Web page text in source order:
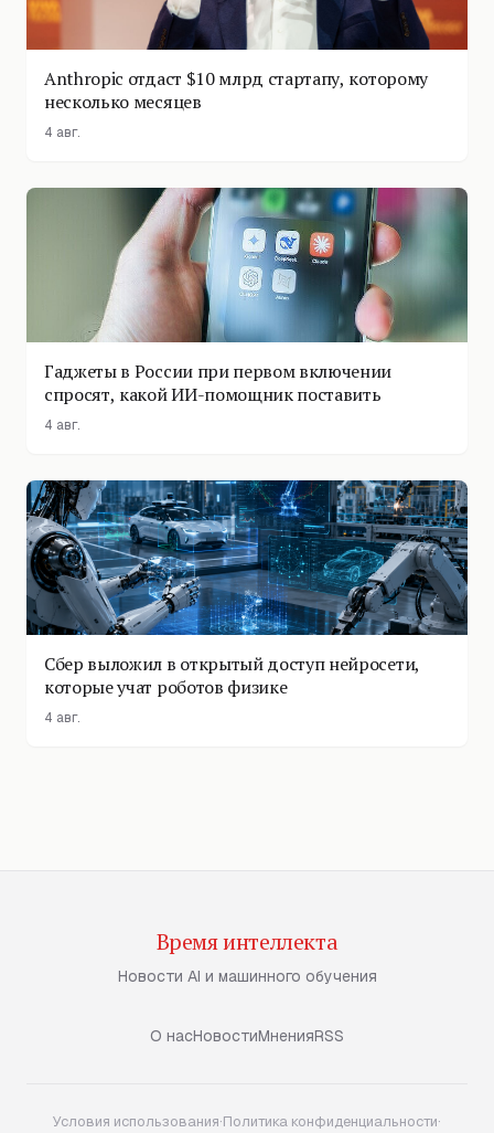
Anthropic отдаст $10 млрд стартапу, которому
несколько месяцев
4 авг.
Гаджеты в России при первом включении
спросят, какой ИИ-помощник поставить
4 авг.
Сбер выложил в открытый доступ нейросети,
которые учат роботов физике
4 авг.
Время интеллекта
Новости AI и машинного обучения
О насНовостиМненияRSS
Условия использования·Политика конфиденциальности·